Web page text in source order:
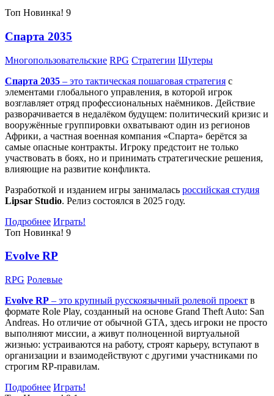
Топ Новинка! 9
Спарта 2035
Многопользовательские RPG Стратегии Шутеры
Спарта 2035 – это тактическая пошаговая стратегия с
элементами глобального управления, в которой игрок
возглавляет отряд профессиональных наёмников. Действие
разворачивается в недалёком будущем: политический кризис и
вооружённые группировки охватывают один из регионов
Африки, а частная военная компания «Спарта» берётся за
самые опасные контракты. Игроку предстоит не только
участвовать в боях, но и принимать стратегические решения,
влияющие на развитие конфликта.
Разработкой и изданием игры занималась российская студия
Lipsar Studio. Релиз состоялся в 2025 году.
Подробнее Играть!
Топ Новинка! 9
Evolve RP
RPG Ролевые
Evolve RP – это крупный русскоязычный ролевой проект в
формате Role Play, созданный на основе Grand Theft Auto: San
Andreas. Но отличие от обычной GTA, здесь игроки не просто
выполняют миссии, а живут полноценной виртуальной
жизнью: устраиваются на работу, строят карьеру, вступают в
организации и взаимодействуют с другими участниками по
строгим RP-правилам.
Подробнее Играть!